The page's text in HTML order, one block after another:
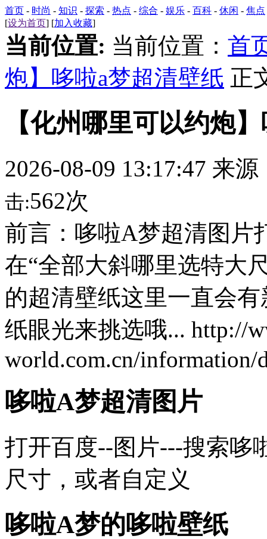
首页 - 时尚 - 知识 - 探索 - 热点 - 综合 - 娱乐 - 百科 - 休闲 - 焦点
[设为首页] [加入收藏]
当前位置: 当前位置： 首
炮】哆啦a梦超清壁纸 正
【化州哪里可以约炮
2026-08-09 13:17:47 来源
击:562次
前言：哆啦A梦超清图片
在“全部大斜哪里选特大
的超清壁纸这里一直会
纸眼光来挑选哦... http://
world.com.cn/information/
哆啦A梦超清图片
打开百度--图片---搜索哆
尺寸，或者自定义
哆啦A梦的哆啦壁纸